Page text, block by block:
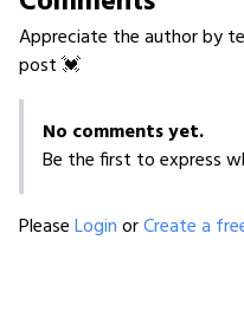
Appreciate the author by
post 💓
No comments yet.
Be the first to express
PleaseLoginorCreate a